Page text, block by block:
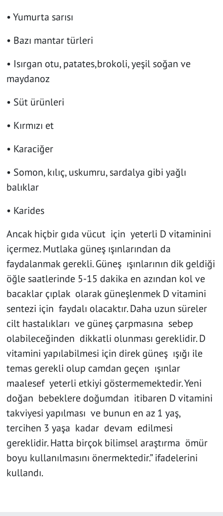
• Yumurta sarısı
• Bazı mantar türleri
• Isırgan otu, patates,brokoli, yeşil soğan ve
maydanoz
• Süt ürünleri
• Kırmızı et
• Karaciğer
• Somon, kılıç, uskumru, sardalya gibi yağlı
balıklar
• Karides
Ancak hiçbir gıda vücut için yeterli D vitaminini
içermez. Mutlaka güneş ışınlarından da
faydalanmak gerekli. Güneş ışınlarının dik geldiği
öğle saatlerinde 5-15 dakika en azından kol ve
bacaklar çıplak olarak güneşlenmek D vitamini
sentezi için faydalı olacaktır. Daha uzun süreler
cilt hastalıkları ve güneş çarpmasına sebep
olabileceğinden dikkatli olunması gereklidir. D
vitamini yapılabilmesi için direk güneş ışığı ile
temas gerekli olup camdan geçen ışınlar
maalesef yeterli etkiyi göstermemektedir. Yeni
doğan bebeklere doğumdan itibaren D vitamini
takviyesi yapılması ve bunun en az 1 yaş,
tercihen 3 yaşa kadar devam edilmesi
gereklidir. Hatta birçok bilimsel araştırma ömür
boyu kullanılmasını önermektedir.” ifadelerini
kullandı.